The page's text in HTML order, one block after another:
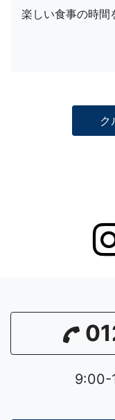
楽しい食事の時間
ク
9:00-